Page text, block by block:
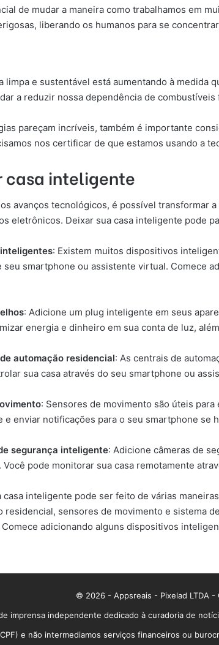
de mudar a maneira como trabalhamos em
liberando os humanos para se
limpa e sustentável está aumentando à medida
a reduzir nossa dependência de
pareçam incríveis, também é importante
nos certificar de que estamos usando a
casa inteligente
avanços tecnológicos, é possível transformar
eletrônicos. Deixar sua casa inteligente pode
: Existem muitos dispositivos
seu smartphone ou assistente virtual. Comece
: Adicione um plug inteligente em seus
energia e dinheiro em sua conta de luz,
automação residencial: As centrais de
sua casa através do seu smartphone ou
: Sensores de movimento são úteis
e enviar notificações para o seu smartphone se
segurança inteligente: Adicione câmeras de
Você pode monitorar sua casa remotamente
casa inteligente pode ser feito de várias
residencial, sensores de movimento e sistema
adicionando alguns dispositivos
© 2026 - Appsreais - Pixelad LTDA
imprensa independente dedicado à curadoria de
e não intermediamos serviços financeiros ou